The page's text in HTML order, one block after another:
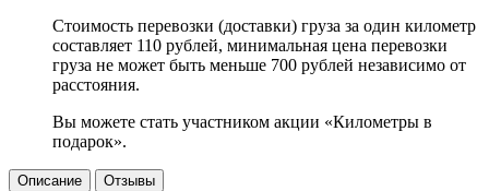
Стоимость перевозки (доставки) груза за один километр
составляет 110 рублей, минимальная цена перевозки
груза не может быть меньше 700 рублей независимо от
расстояния.
Вы можете стать участником акции «Километры в
подарок».
Описание Отзывы